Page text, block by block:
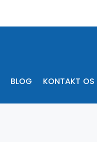
BLOG KONTAKT OS